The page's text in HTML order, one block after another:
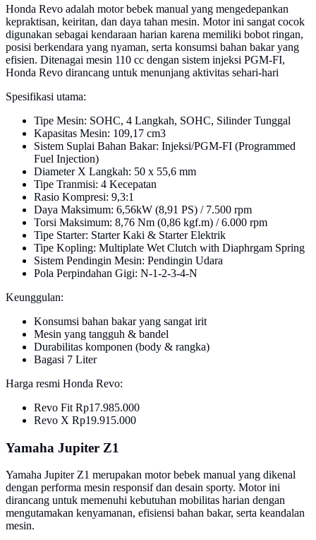
Honda Revo adalah motor bebek manual yang mengedepankan
kepraktisan, keiritan, dan daya tahan mesin. Motor ini sangat cocok
digunakan sebagai kendaraan harian karena memiliki bobot ringan,
posisi berkendara yang nyaman, serta konsumsi bahan bakar yang
efisien. Ditenagai mesin 110 cc dengan sistem injeksi PGM-FI,
Honda Revo dirancang untuk menunjang aktivitas sehari-hari
Spesifikasi utama:
Tipe Mesin: SOHC, 4 Langkah, SOHC, Silinder Tunggal
Kapasitas Mesin: 109,17 cm3
Sistem Suplai Bahan Bakar: Injeksi/PGM-FI (Programmed
Fuel Injection)
Diameter X Langkah: 50 x 55,6 mm
Tipe Tranmisi: 4 Kecepatan
Rasio Kompresi: 9,3:1
Daya Maksimum: 6,56kW (8,91 PS) / 7.500 rpm
Torsi Maksimum: 8,76 Nm (0,86 kgf.m) / 6.000 rpm
Tipe Starter: Starter Kaki & Starter Elektrik
Tipe Kopling: Multiplate Wet Clutch with Diaphrgam Spring
Sistem Pendingin Mesin: Pendingin Udara
Pola Perpindahan Gigi: N-1-2-3-4-N
Keunggulan:
Konsumsi bahan bakar yang sangat irit
Mesin yang tangguh & bandel
Durabilitas komponen (body & rangka)
Bagasi 7 Liter
Harga resmi Honda Revo:
Revo Fit Rp17.985.000
Revo X Rp19.915.000
Yamaha Jupiter Z1
Yamaha Jupiter Z1 merupakan motor bebek manual yang dikenal
dengan performa mesin responsif dan desain sporty. Motor ini
dirancang untuk memenuhi kebutuhan mobilitas harian dengan
mengutamakan kenyamanan, efisiensi bahan bakar, serta keandalan
mesin.